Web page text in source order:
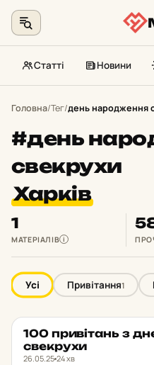
Статті Новини
Головна/Тег/день народження
#день
свекрухи
Харків
1
МАТЕРІАЛІВ i
Усі Привітання1
НОВИНИ ХАРКОВА
100 при­ві­тань з
свек­ру­хи
26.05.25 24 хв